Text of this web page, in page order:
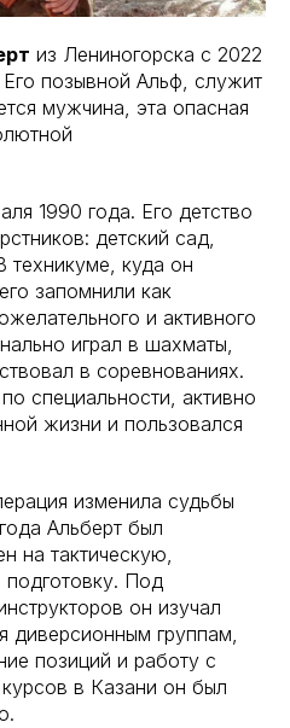
из Лениногорска с 2022
позывной Альф, служит
мужчина, эта опасная
1990 года. Его детство
детский сад,
куда он
запомнили как
и активного
играл в шахматы,
в соревнованиях.
специальности, активно
жизни и пользовался
изменила судьбы
Альберт был
на тактическую,
Под
он изучал
диверсионным группам,
позиций и работу с
в Казани он был